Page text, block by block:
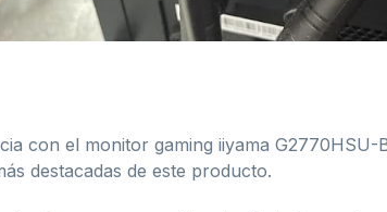
con el monitor gaming iiyama G2770HSU-
destacadas de este producto.